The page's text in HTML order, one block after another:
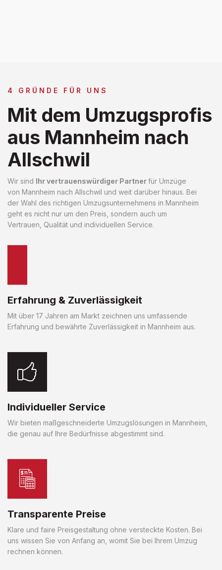
4 GRÜNDE FÜR UNS
Mit dem Umzugsprofis
aus Mannheim nach
Allschwil
Wir sind Ihr vertrauenswürdiger Partnerfür Umzüge
von Mannheim nach Allschwil und weit darüber hinaus. Bei
der Wahl des richtigen Umzugsunternehmens in Mannheim
geht es nicht nur um den Preis, sondern auch um
Vertrauen, Qualität und individuellen Service.
Erfahrung & Zuverlässigkeit
Mit über 17 Jahren am Markt zeichnen uns umfassende
Erfahrung und bewährte Zuverlässigkeit in Mannheim aus.
Individueller Service
Wir bieten maßgeschneiderte Umzugslösungen in Mannheim,
die genau auf Ihre Bedürfnisse abgestimmt sind.
Transparente Preise
Klare und faire Preisgestaltung ohne versteckte Kosten. Bei
uns wissen Sie von Anfang an, womit Sie bei Ihrem Umzug
rechnen können.